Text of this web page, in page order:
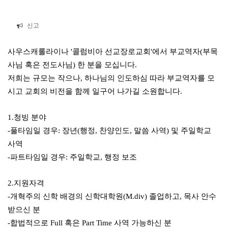
신고
사우스캐롤라이나 '콜럼비아 선교장로교회'에서 부교역자(부목
사님 혹은 전도사님) 한 분을 모십니다.
저희는 규모는 작으나, 하나님의 인도하심 따라 부교역자를 모
시고 교회의 비전을 함께 일구어 나가길 소원합니다.
1.청빙 분야
-풀타임일 경우: 장년(행정, 찬양인도, 말씀 사역) 및 주일학교
사역
-파트타임일 경우: 주일학교, 행정 보조
2.지원자격
-개혁주의 신학 배경의 신학대학원(M.div) 졸업하고, 목사 안수
받으신 분
-합법적으로 Full 혹은 Part Time 사역 가능하신 분